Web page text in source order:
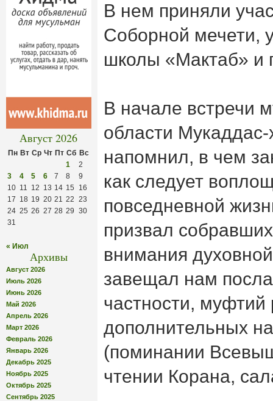
Август 2026
Пн Вт Ср Чт Пт Сб Вс
1
2
3
4 5 6 7 8
9
10 11 12 13 14 15
16
17 18 19 20 21 22 23
24 25 26 27 28 29 30
31
« Июл
Архивы
Август 2026
Июль 2026
Июнь 2026
Май 2026
Апрель 2026
Март 2026
Февраль 2026
Январь 2026
Декабрь 2025
Ноябрь 2025
Октябрь 2025
Сентябрь 2025
В нем приняли
Соборной мечети,
школы «Мактаб» и
В начале встречи
области
напомнил, в чем
как следует
повседневной
призвал
внимания
завещал нам
частности, муфтий
дополнительных
(поминании
чтении Корана,